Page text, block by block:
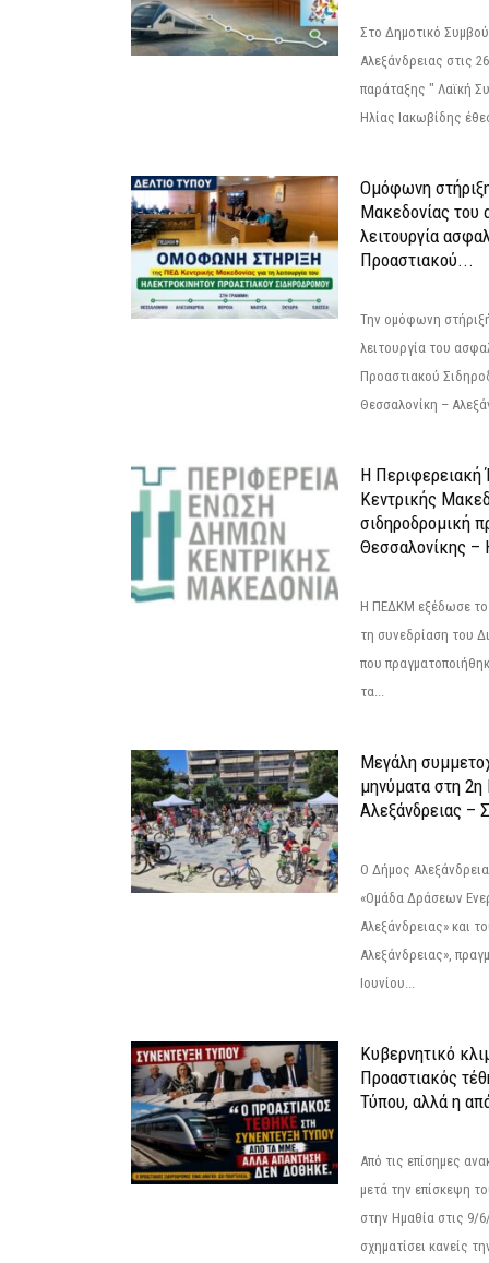
Στο Δημοτικό
Αλεξάνδρειας στις
παράταξης " Λαϊκή
Ηλίας Ιακωβίδης
Ομόφωνη
Μακεδονίας του
λειτουργία
Προαστιακού...
Την ομόφωνη
λειτουργία του
Προαστιακού
Θεσσαλονίκη –
Η
Κεντρικής
σιδηροδρομική
Θεσσαλονίκης –
Η ΠΕΔΚΜ εξέδωσε το
τη συνεδρίαση του
που
τα...
Μεγάλη
μηνύματα στη
Αλεξάνδρειας –
Ο Δήμος
«Ομάδα Δράσεων
Αλεξάνδρειας» και
Αλεξάνδρειας»,
Ιουνίου...
Κυβερνητικό
Προαστιακός
Τύπου, αλλά η
Από τις επίσημες
μετά την επίσκεψη
στην Ημαθία στις 9/
σχηματίσει κανείς